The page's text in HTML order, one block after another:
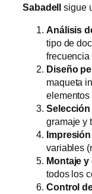
Sabadell sigue
Análisis
tipo de
frecuencia
Diseño
maqueta
elementos
Selección
gramaje y
variables
Montaje
todos los
Control